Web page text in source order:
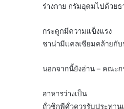
ร่างกาย กรัมอุดมไปด้วย
กระดูกมีความแข็งแรง
ชาน่ามีแคลเซียมคล้ายกั
นอกจากนี้ยังอ่าน – คณะก
อาหารว่างเป็น
ถั่วชิกพีคั่วควรรับประทาน